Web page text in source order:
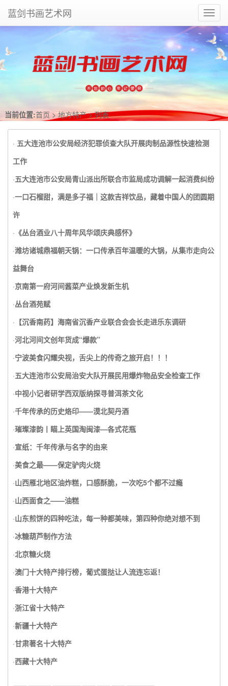
蓝剑书画艺术网
当前位置:首页 >地方特产> 列表
· 五大连池市公安局经济犯罪侦查大队开展肉制品源性快速检测
工作
·五大连池市公安局青山派出所联合市监局成功调解一起消费纠纷
·一口石榴甜，满是多子福｜这款吉祥饮品，藏着中国人的团圆期
许
· 《丛台酒业八十周年风华颂庆典感怀》
·潍坊诸城鼎福朝天锅：一口传承百年温暖的大锅，从集市走向公
益舞台
·京南第一府河间酱菜产业焕发新生机
·丛台酒苑赋
· 【沉香南药】海南省沉香产业联合会会长走进乐东调研
·河北河间文创年货成“爆款”
·宁波美食闪耀央视，舌尖上的传奇之旅开启！！！
·五大连池市公安局治安大队开展民用爆炸物品安全检查工作
·中视小记者研学西双版纳探寻普洱茶文化
·千年传承的历史烙印——漠北契丹酒
·璀璨漆韵丨瞄上英国淘闽漆—各式花瓶
·宣纸：千年传承与名字的由来
·美食之最——保定驴肉火烧
·山西雁北地区油炸糕，口感酥脆，一次吃5个都不过瘾
·山西面食之——油糕
·山东煎饼的四种吃法，每一种都美味，第四种你绝对想不到
·冰糖葫芦制作方法
·北京糖火烧
·澳门十大特产排行榜，葡式蛋挞让人流连忘返！
·香港十大特产
·浙江省十大特产
·新疆十大特产
·甘肃著名十大特产
·西藏十大特产